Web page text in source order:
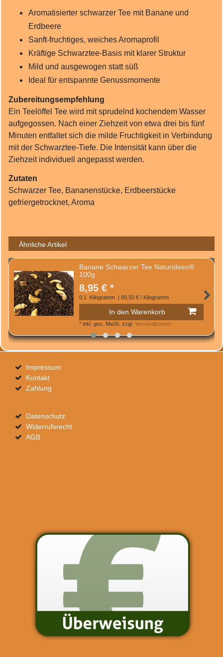
Aromatisierter schwarzer Tee mit Banane und
Erdbeere
Sanft‑fruchtiges, weiches Aromaprofil
Kräftige Schwarztee‑Basis mit klarer Struktur
Mild und ausgewogen statt süß
Ideal für entspannte Genussmomente
Zubereitungsempfehlung
Ein Teelöffel Tee wird mit sprudelnd kochendem Wasser
aufgegossen. Nach einer Ziehzeit von etwa drei bis fünf
Minuten entfaltet sich die milde Fruchtigkeit in Verbindung
mit der Schwarztee‑Tiefe. Die Intensität kann über die
Ziehzeit individuell angepasst werden.
Zutaten
Schwarzer Tee, Bananenstücke, Erdbeerstücke
gefriergetrocknet, Aroma
Ähnliche Artikel
Banane Schwarzer Tee Naturideen®
100g
8,95 € *
0.1 Kilogramm | 89,50 € / Kilogramm
In den Warenkorb
* inkl. ges. MwSt. zzgl. Versandkosten
Impressum
Kontakt
Zahlung
Datenschutz
Widerrufsrecht
AGB